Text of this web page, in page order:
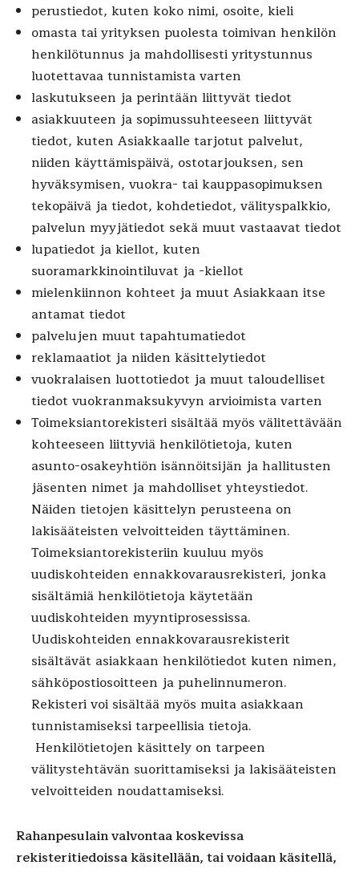
perustiedot, kuten koko nimi, osoite, kieli
omasta tai yrityksen puolesta toimivan henkilön
henkilötunnus ja mahdollisesti yritystunnus
luotettavaa tunnistamista varten
laskutukseen ja perintään liittyvät tiedot
asiakkuuteen ja sopimussuhteeseen liittyvät
tiedot, kuten Asiakkaalle tarjotut palvelut,
niiden käyttämispäivä, ostotarjouksen, sen
hyväksymisen, vuokra- tai kauppasopimuksen
tekopäivä ja tiedot, kohdetiedot, välityspalkkio,
palvelun myyjätiedot sekä muut vastaavat tiedot
lupatiedot ja kiellot, kuten
suoramarkkinointiluvat ja -kiellot
mielenkiinnon kohteet ja muut Asiakkaan itse
antamat tiedot
palvelujen muut tapahtumatiedot
reklamaatiot ja niiden käsittelytiedot
vuokralaisen luottotiedot ja muut taloudelliset
tiedot vuokranmaksukyvyn arvioimista varten
Toimeksiantorekisteri sisältää myös välitettävään
kohteeseen liittyviä henkilötietoja, kuten
asunto-osakeyhtiön isännöitsijän ja hallitusten
jäsenten nimet ja mahdolliset yhteystiedot.
Näiden tietojen käsittelyn perusteena on
lakisääteisten velvoitteiden täyttäminen.
Toimeksiantorekisteriin kuuluu myös
uudiskohteiden ennakkovarausrekisteri, jonka
sisältämiä henkilötietoja käytetään
uudiskohteiden myyntiprosessissa.
Uudiskohteiden ennakkovarausrekisterit
sisältävät asiakkaan henkilötiedot kuten nimen,
sähköpostiosoitteen ja puhelinnumeron.
Rekisteri voi sisältää myös muita asiakkaan
tunnistamiseksi tarpeellisia tietoja.
Henkilötietojen käsittely on tarpeen
välitystehtävän suorittamiseksi ja lakisääteisten
velvoitteiden noudattamiseksi.
Rahanpesulain valvontaa koskevissa
rekisteritiedoissa käsitellään, tai voidaan käsitellä,